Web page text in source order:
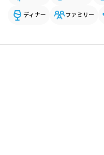
ディナー ファミリー